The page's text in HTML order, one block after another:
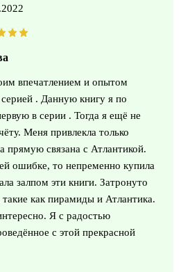
впечатлением и опытом
. Данную книгу я по
в серии . Тогда я ещё не
Меня привлекла только
прямую связана с Атлантикой.
ошибке, то непременно купила
залпом эти книги. Затронуто
как пирамиды и Атлантика.
Я с радостью
с этой прекрасной